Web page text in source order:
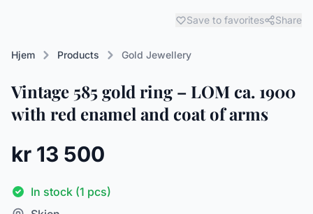
Save to favorites Share
Hjem Products Gold Jewellery
Vintage 585 gold ring – LOM ca. 1900
with red enamel and coat of arms
kr 13 500
In stock (1 pcs)